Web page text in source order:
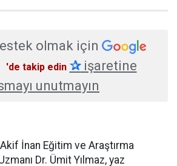
olmak için
'de takip edin ✰işaretine
unutmayın
İnan Eğitim ve Araştırma
Dr. Ümit Yılmaz, yaz